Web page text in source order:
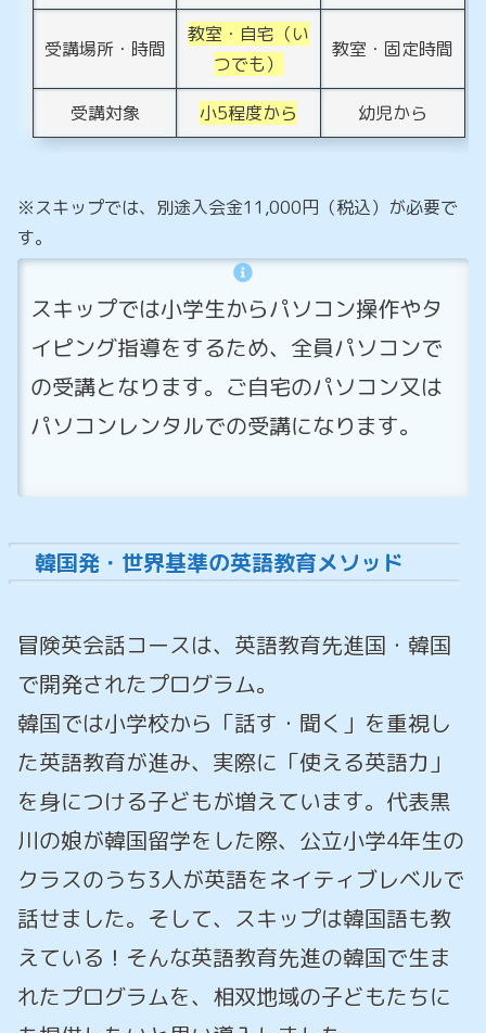
受講場所・時間
教室・自宅（い
つでも）
教室・固定時間
受講対象 小5程度から 幼児から
※スキップでは、別途入会金11,000円（税込）が必要で
す。
スキップでは小学生からパソコン操作やタ
イピング指導をするため、全員パソコンで
の受講となります。ご自宅のパソコン又は
パソコンレンタルでの受講になります。
韓国発・世界基準の英語教育メソッド
冒険英会話コースは、英語教育先進国・韓国
で開発されたプログラム。
韓国では小学校から「話す・聞く」を重視し
た英語教育が進み、実際に「使える英語力」
を身につける子どもが増えています。代表黒
川の娘が韓国留学をした際、公立小学4年生の
クラスのうち3人が英語をネイティブレベルで
話せました。そして、スキップは韓国語も教
えている！そんな英語教育先進の韓国で生ま
れたプログラムを、相双地域の子どもたちに